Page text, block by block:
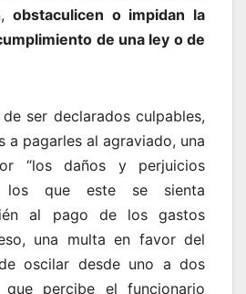
obstaculicen o impidan la
de una ley o de
ser declarados culpables,
a pagarles al agraviado, una
“los daños y perjuicios
los que este se sienta
al pago de los gastos
una multa en favor del
oscilar desde uno a dos
percibe el funcionario